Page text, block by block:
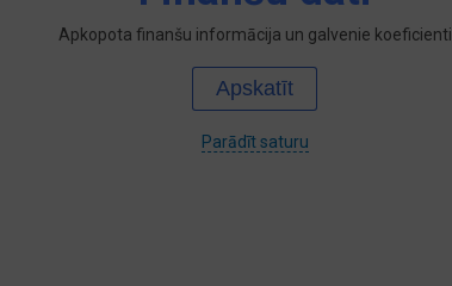
Apkopota finanšu informācija un galvenie koeficienti
Apskatīt
Parādīt saturu